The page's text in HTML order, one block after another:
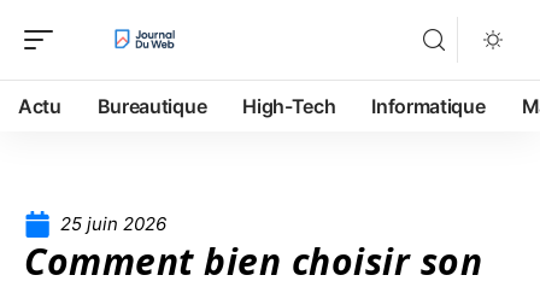
Actu Bureautique High-Tech Informatique
25 juin 2026
Comment bien choisir son